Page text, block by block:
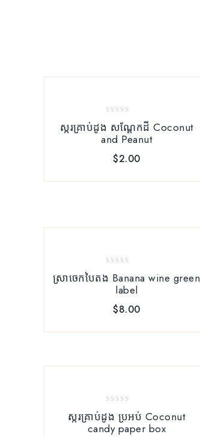
out
of
ស្ករគ្រាប់ដូង សណ្ដែកដី Coconut
and Peanut
$2.00
out
ស្រាចេក​បៃតង Banana wine green
label
$8.00
out
of
ស្ករគ្រាប់ដូង ប្រអប់ Coconut
candy paper box